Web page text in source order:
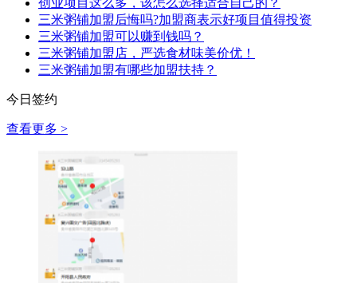
三米粥铺加盟后悔吗?加盟商表示好项目值得投资
三米粥铺加盟可以赚到钱吗？
三米粥铺加盟店，严选食材味美价优！
三米粥铺加盟有哪些加盟扶持？
今日签约
查看更多 >